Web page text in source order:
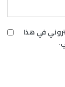
في هذا